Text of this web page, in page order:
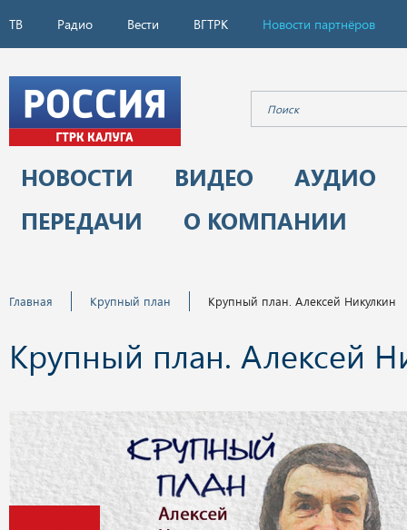
ТВ Радио Вести ВГТРК Новости партнёров
НОВОСТИ ВИДЕО
АУДИО
ПЕРЕДАЧИ
О КОМПАНИИ
Главная Крупный план Крупный план. Алексей Никулкин
Крупный план. Алексей